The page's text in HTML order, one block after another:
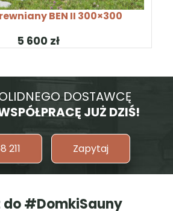
BEN II 300×300
zł
DOSTAWCĘ
JUŻ DZIŚ!
211 Zapytaj
do #DomkiSauny